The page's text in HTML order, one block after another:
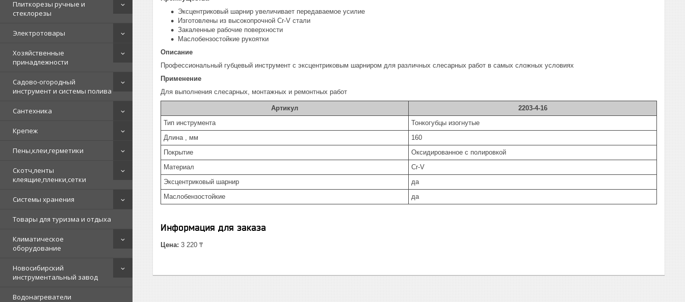
Плиткорезы ручные и
стеклорезы
Электротовары
Хозяйственные
принадлежности
Садово-огородный
инструмент и системы полива
Сантехника
Крепеж
Пены,клеи,герметики
Скотч,ленты
клеящие,пленки,сетки
Системы хранения
Товары для туризма и отдыха
Климатическое
оборудование
Новосибирский
инструментальный завод
Водонагреватели
Эксцентриковый шарнир увеличивает передаваемое усилие
Изготовлены из высокопрочной Cr-V стали
Закаленные рабочие поверхности
Маслобензостойкие рукоятки
Описание
Профессиональный губцевый инструмент с эксцентриковым шарниром для различных слесарных работ в самых сложных условиях
Применение
Для выполнения слесарных, монтажных и ремонтных работ
Артикул
2203-4-16
Тип инструмента
Тонкогубцы изогнутые
Длина , мм
160
Покрытие
Оксидированное с полировкой
Материал
Cr-V
Эксцентриковый шарнир
да
Маслобензостойкие
да
Информация для заказа
Цена: 3 220 ₸